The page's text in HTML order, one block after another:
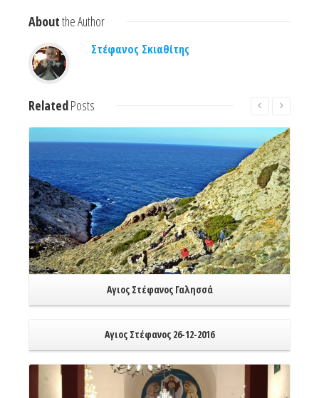
Aboutthe Author
Στέφανος Σκιαθίτης
RelatedPosts
Αγιος Στέφανος Γαλησσά
Αγιος Στέφανος 26-12-2016